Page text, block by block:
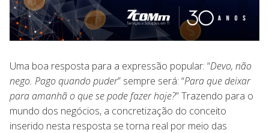
Uma boa resposta para a expressão popular: “Devo, não
nego. Pago quando puder” sempre será: “Para que deixar
para amanhã o que se pode fazer hoje?” Trazendo para o
mundo dos negócios, a concretização do conceito
inserido nesta resposta se torna real por meio das